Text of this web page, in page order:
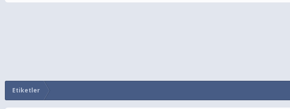
Etiketler